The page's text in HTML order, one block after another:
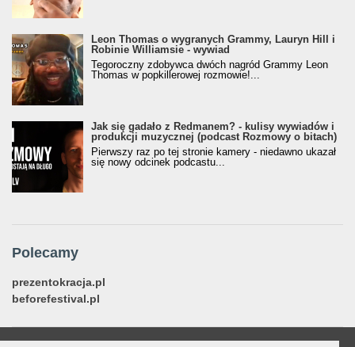
Leon Thomas o wygranych Grammy, Lauryn Hill i
Robinie Williamsie - wywiad
Tegoroczny zdobywca dwóch nagród Grammy Leon
Thomas w popkillerowej rozmowie!...
Jak się gadało z Redmanem? - kulisy wywiadów i
produkcji muzycznej (podcast Rozmowy o bitach)
Pierwszy raz po tej stronie kamery - niedawno ukazał
się nowy odcinek podcastu...
Polecamy
prezentokracja.pl
beforefestival.pl